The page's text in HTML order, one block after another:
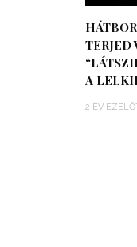
TERJED
A
2 ÉV